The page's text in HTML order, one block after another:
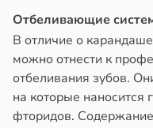
Отбеливающие
В отличие о
можно отнести к
отбеливания зубов.
на которые наносится
фторидов.